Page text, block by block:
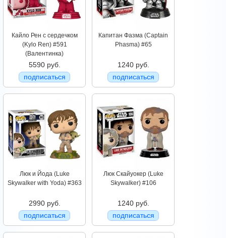
Кайло Рен с сердечком
(Kylo Ren) #591
(Валентинка)
5590 руб.
подписаться
Капитан Фазма (Captain
Phasma) #65
1240 руб.
подписаться
Люк и Йода (Luke
Skywalker with Yoda) #363
2990 руб.
подписаться
Люк Скайуокер (Luke
Skywalker) #106
1240 руб.
подписаться